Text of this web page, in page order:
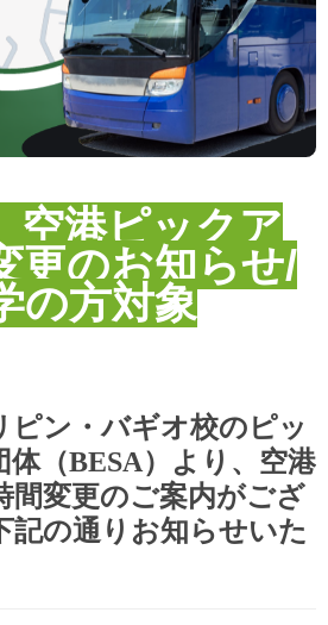
空港ピックア
更のお知らせ/
の方対象
ピン・バギオ校のピッ
体（BESA）より、空港
間変更のご案内がござ
記の通りお知らせいた